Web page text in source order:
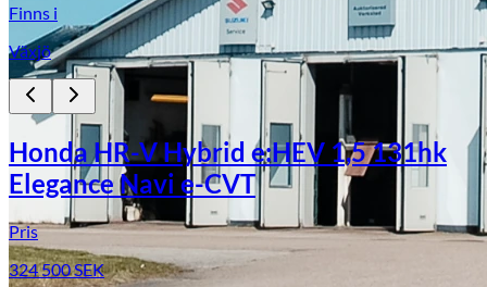
Finns i
Växjö
Honda HR-V Hybrid e:HEV 1,5 131hk
Elegance Navi e-CVT
Pris
324 500SEK